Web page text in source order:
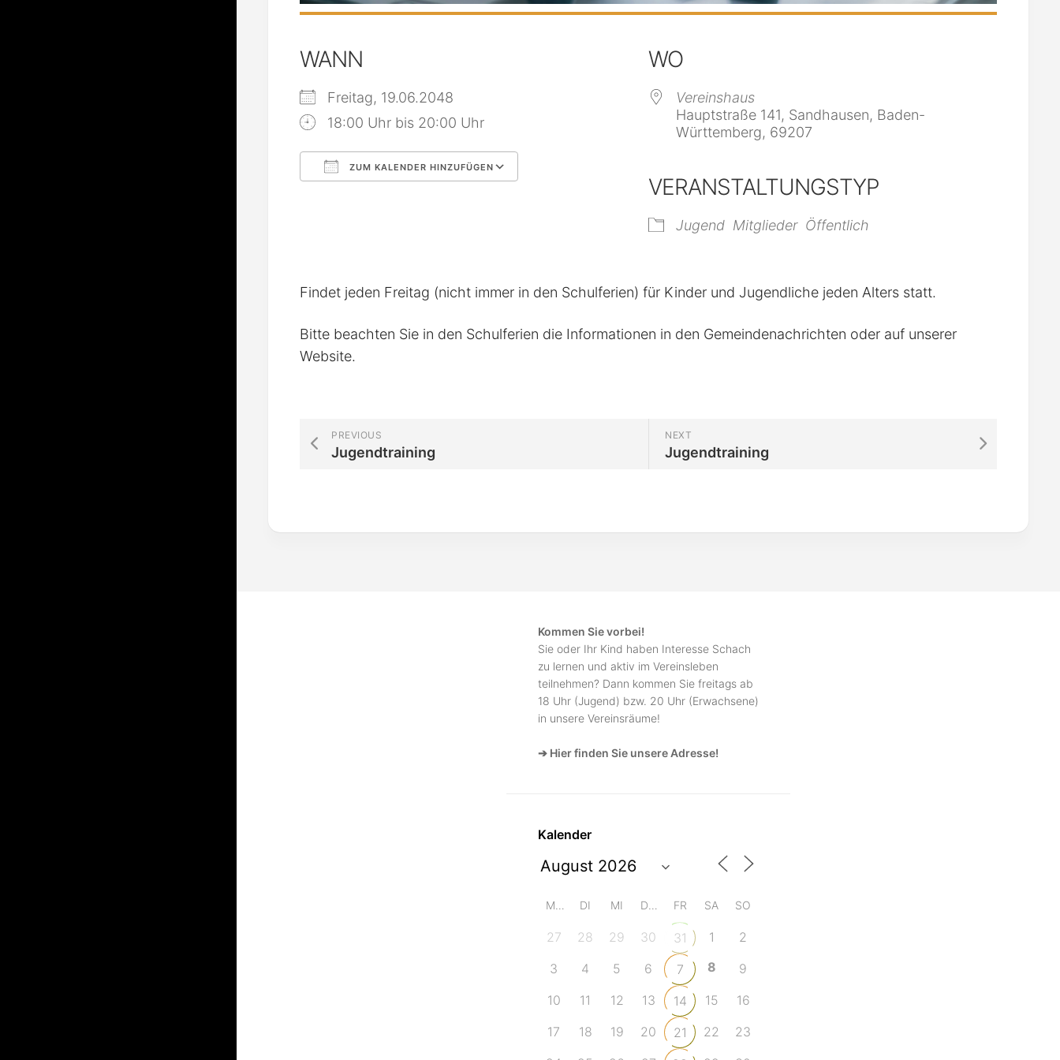
WANN
Freitag, 19.06.2048
18:00 Uhr bis 20:00 Uhr
ZUM KALENDER HINZUFÜGEN
iCalendar
WO
Vereinshaus
Hauptstraße 141, Sandhausen, Baden-
Württemberg, 69207
VERANSTALTUNGSTYP
Jugend Mitglieder Öffentlich
Findet jeden Freitag (nicht immer in den Schulferien) für Kinder und Jugendliche jeden Alters statt.
Bitte beachten Sie in den Schulferien die Informationen in den Gemeindenachrichten oder auf unserer
Website.
NEXT
Jugendtraining
PREVIOUS
Jugendtraining
Kommen Sie vorbei!
Sie oder Ihr Kind haben Interesse Schach
zu lernen und aktiv im Vereinsleben
teilnehmen? Dann kommen Sie freitags ab
18 Uhr (Jugend) bzw. 20 Uhr (Erwachsene)
in unsere Vereinsräume!
➔ Hier finden Sie unsere Adresse!
Kalender
MO DI MI DO FR SA SO
27 28 29 30 31 1
2
3
4 5 6 7 8
9
10
11 12 13 14 15
16
17
18 19 20 21 22
23